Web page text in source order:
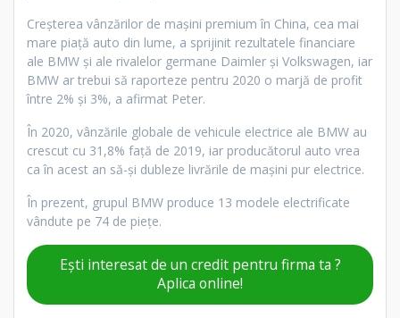
Creşterea vânzărilor de maşini premium în China, cea mai
mare piaţă auto din lume, a sprijinit rezultatele financiare
ale BMW şi ale rivalelor germane Daimler şi Volkswagen, iar
BMW ar trebui să raporteze pentru 2020 o marjă de profit
între 2% şi 3%, a afirmat Peter.
În 2020, vânzările globale de vehicule electrice ale BMW au
crescut cu 31,8% față de 2019, iar producătorul auto vrea
ca în acest an să-și dubleze livrările de mașini pur electrice.
În prezent, grupul BMW produce 13 modele electrificate
vândute pe 74 de piețe.
Ești interesat de un credit pentru firma ta ?
Aplica online!